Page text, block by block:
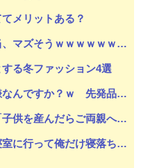
メリットある？
ズそうｗｗｗｗｗｗｗｗｗ
る冬ファッション4選
ｗ 先発品と全く同じですよ？w」
しょ。いい加減に意地貼るの止めて仲直りしなさい 」【中編】
てたのによく寝てられんな…」って恨み節がメッセージで来てた